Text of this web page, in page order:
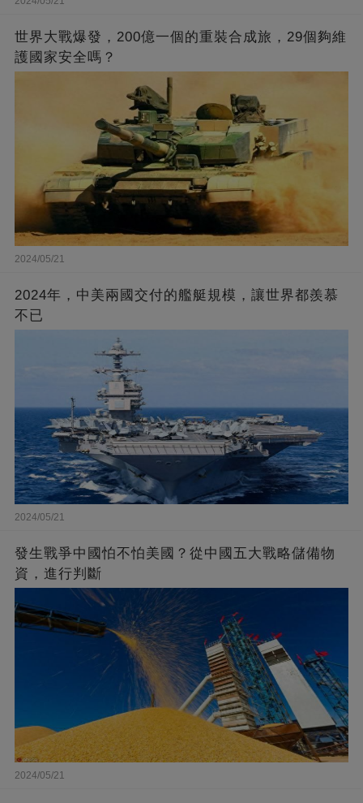
世界大戰爆發，200億一個的重裝合成旅，29個夠維
護國家安全嗎？
2024/05/21
2024年，中美兩國交付的艦艇規模，讓世界都羨慕
不已
2024/05/21
發生戰爭中國怕不怕美國？從中國五大戰略儲備物
資，進行判斷
2024/05/21